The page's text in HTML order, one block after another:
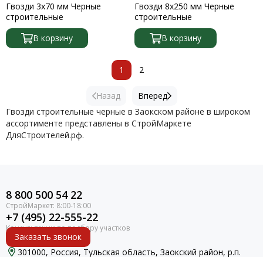
Гвозди 3х70 мм Черные
строительные
В корзину
Гвозди 8х250 мм Черные
строительные
В корзину
Назад
1 2
Вперед
Гвозди строительные черные в Заокском районе в широком
ассортименте представлены в СтройМаркете
ДляСтроителей.рф.
8 800 500 54 22
+7 (495) 22-555-22
Заказать звонок
301000, Россия, Тульская область, Заокский район, р.п.